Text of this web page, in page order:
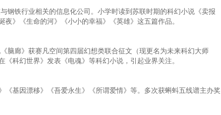
钢铁行业相关的信息化公司。小学时读到苏联时期的科幻小说《卖报
》《生命的河》《小小的幸福》《英雄》这五篇作品。
脑廊》获赛凡空间第四届幻想类联合征文（现更名为未来科幻大师
科幻世界》发表《电魂》等科幻小说，引起业界关注。
基因漂移》《吾爱永生》《所谓爱情》等。多次获蝌蚪五线谱主办奖